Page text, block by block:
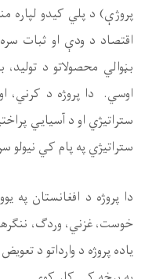
تاثیر د متوازن
عمده تاثیر به د
هغوی د ارزښت لوړونه
وزارت د انکشاف د
سره د همکاري د
شوېده.‌
لوګر، پکتیا، پکتیکا،
کې پلي کیږي.
میوو د صادراتو د ودې